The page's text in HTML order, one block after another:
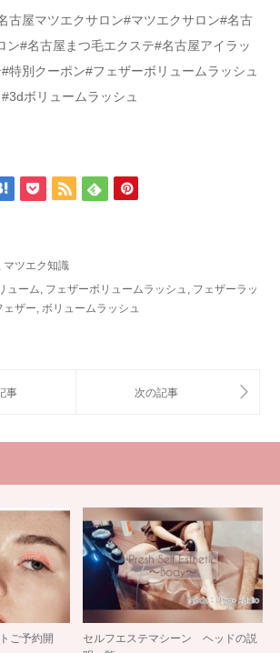
古屋マツエクサロン#マツエクサロン#名古
ン#名古屋まつ毛エクステ#名古屋アイラッ
特別クーポン#フェザーボリュームラッシュ
ボリュームラッシュ
, マツエク知識
ューム, フェザーボリュームラッシュ , フェザーラッ
ェザー, ボリュームラッシュ
ご予約開
セルフエステマシーン ヘッドの説